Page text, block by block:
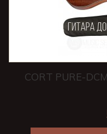
CORT PURE-